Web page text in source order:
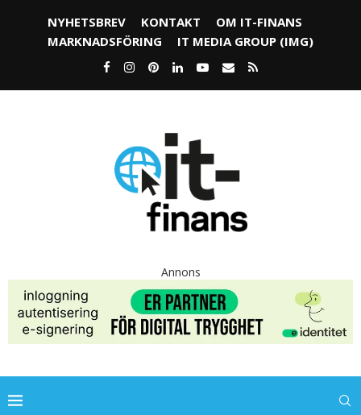
NYHETSBREV KONTAKT
OM IT-FINANS
MARKNADSFÖRING
IT MEDIA GROUP (IMG)
Annons